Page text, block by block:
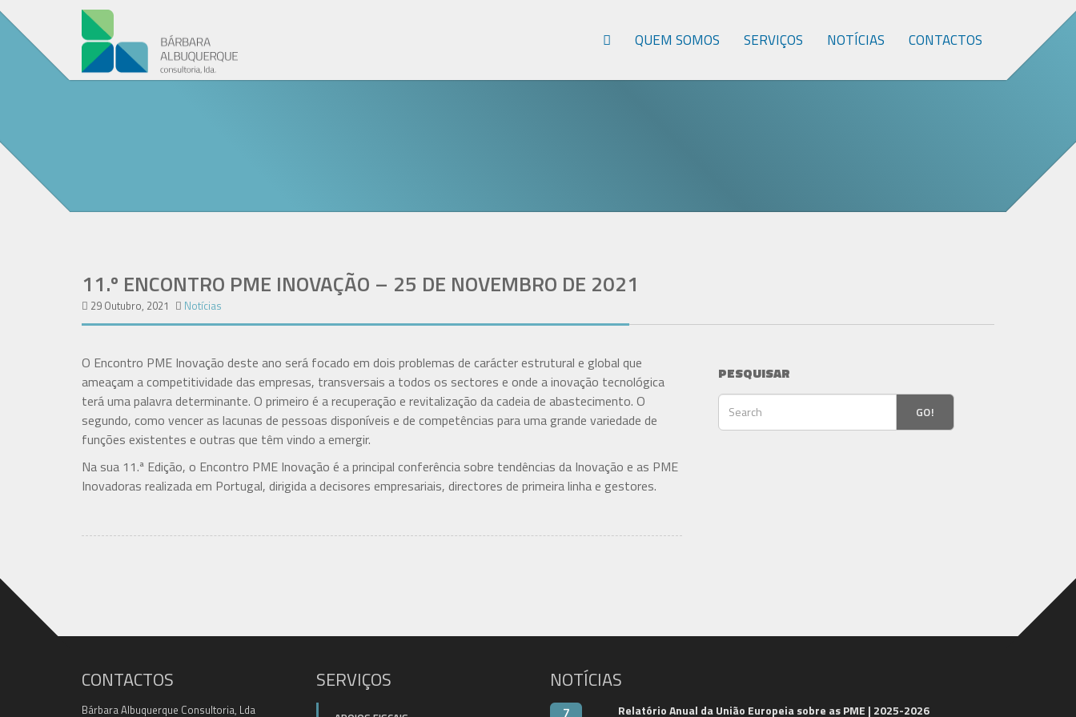
QUEM SOMOS SERVIÇOS NOTÍCIAS CONTACTOS
11.º ENCONTRO PME INOVAÇÃO – 25 DE NOVEMBRO DE 2021
29 Outubro, 2021 Notícias
O Encontro PME Inovação deste ano será focado em dois problemas de carácter estrutural e global que
ameaçam a competitividade das empresas, transversais a todos os sectores e onde a inovação tecnológica
terá uma palavra determinante. O primeiro é a recuperação e revitalização da cadeia de abastecimento. O
segundo, como vencer as lacunas de pessoas disponíveis e de competências para uma grande variedade de
funções existentes e outras que têm vindo a emergir.
Na sua 11.ª Edição, o Encontro PME Inovação é a principal conferência sobre tendências da Inovação e as PME
Inovadoras realizada em Portugal, dirigida a decisores empresariais, directores de primeira linha e gestores.
PESQUISAR
GO!
CONTACTOS
Bárbara Albuquerque Consultoria, Lda
SERVIÇOS NOTÍCIAS
7 Relatório Anual da União Europeia sobre as PME | 2025-2026